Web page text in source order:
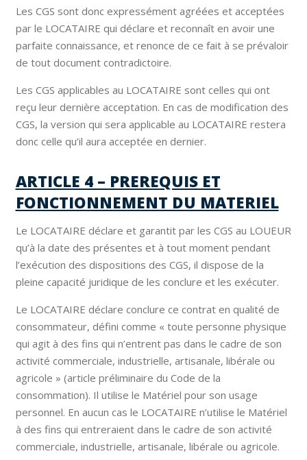
Les CGS sont donc expressément agréées et acceptées
par le LOCATAIRE qui déclare et reconnaît en avoir une
parfaite connaissance, et renonce de ce fait à se prévaloir
de tout document contradictoire.
Les CGS applicables au LOCATAIRE sont celles qui ont
reçu leur dernière acceptation. En cas de modification des
CGS, la version qui sera applicable au LOCATAIRE restera
donc celle qu’il aura acceptée en dernier.
ARTICLE 4 – PREREQUIS ET
FONCTIONNEMENT DU MATERIEL
Le LOCATAIRE déclare et garantit par les CGS au LOUEUR
qu’à la date des présentes et à tout moment pendant
l’exécution des dispositions des CGS, il dispose de la
pleine capacité juridique de les conclure et les exécuter.
Le LOCATAIRE déclare conclure ce contrat en qualité de
consommateur, défini comme « toute personne physique
qui agit à des fins qui n’entrent pas dans le cadre de son
activité commerciale, industrielle, artisanale, libérale ou
agricole » (article préliminaire du Code de la
consommation). Il utilise le Matériel pour son usage
personnel. En aucun cas le LOCATAIRE n’utilise le Matériel
à des fins qui entreraient dans le cadre de son activité
commerciale, industrielle, artisanale, libérale ou agricole.